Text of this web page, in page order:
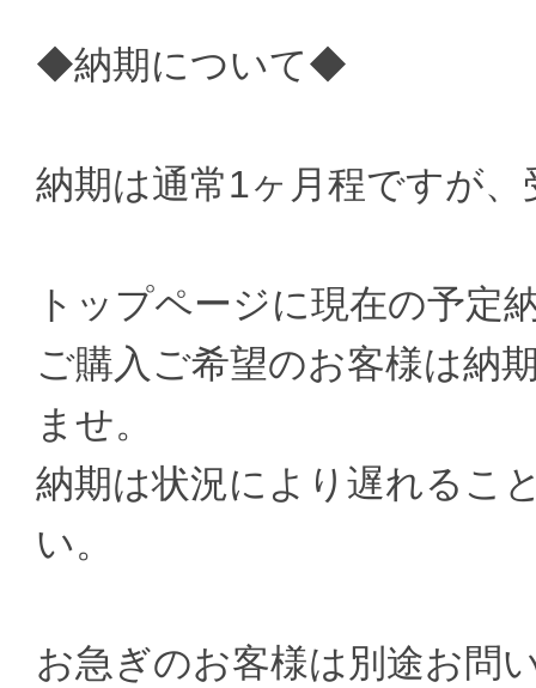
◆納期について◆
納期は通常1ヶ月程ですが
トップページに現在の予定
ご購入ご希望のお客様は納
ませ。
納期は状況により遅れるこ
い。
お急ぎのお客様は別途お問